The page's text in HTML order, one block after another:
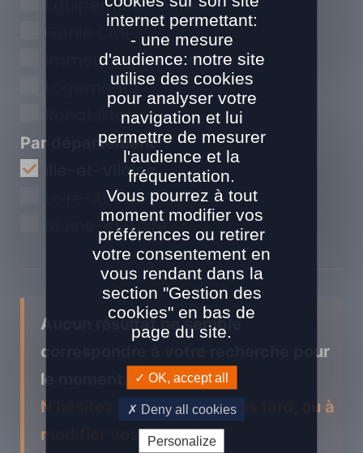
Equipements publics
Génie Civil
Immeubles de bureaux
Logements
Réhabilitation
Par département
Ille-et-Vilaine
Loire-Atlantique
Maine-et-Loire
Aucun résultat ne semble
correspondre à votre recherche pour
le moment...
N'hésitez pas à revenir plus tard, ou à
modifier vos filtres !
internet permettant:
- une mesure
d'audience: notre site
utilise des cookies
pour analyser votre
navigation et lui
permettre de mesurer
l'audience et la
fréquentation.
Vous pourrez à tout
moment modifier vos
préférences ou retirer
votre consentement en
vous rendant dans la
section "Gestion des
cookies" en bas de
page du site.
OK, accept all
Deny all cookies
Personalize